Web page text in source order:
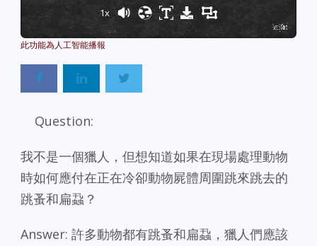
1x
GSpeech
Question:
我不是一個獵人，但想知道如果在現場處理動物
時如何應付在正在冷卻動物屍體周圍跳來跳去的
跳蚤和扁蝨？
Answer: 許多動物都有跳蚤和扁蝨，獵人們應該